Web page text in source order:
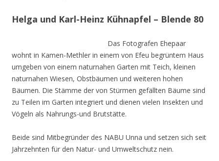
Helga und Karl-Heinz Kühnapfel – Blende 80
Das Fotografen Ehepaar
wohnt in Kamen-Methler in einem von Efeu begrüntem Haus
umgeben von einem naturnahen Garten mit Teich, kleinen
naturnahen Wiesen, Obstbäumen und weiteren hohen
Bäumen. Die Stämme der von Stürmen gefällten Bäume sind
zu Teilen im Garten integriert und dienen vielen Insekten und
Vögeln als Nahrungs-und Brutstätte.
Beide sind Mitbegründer des NABU Unna und setzen sich seit
Jahrzehnten für den Natur- und Umweltschutz nein.